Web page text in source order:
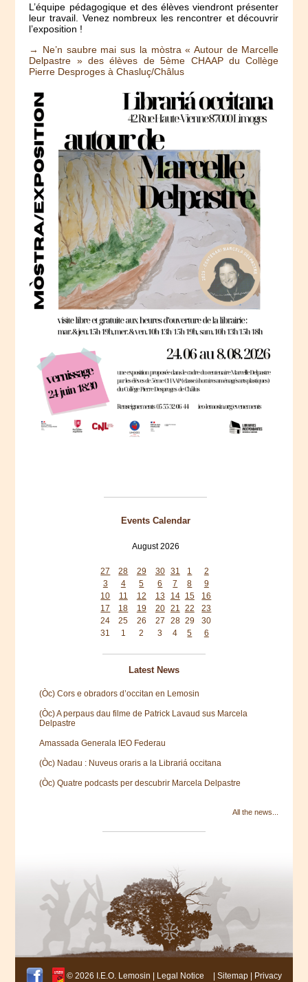
L’équipe pédagogique et des élèves viendront présenter
leur travail. Venez nombreux les rencontrer et découvrir
l’exposition !
→ Ne’n saubre mai sus la mòstra « Autour de Marcelle
Delpastre » des élèves de 5ème CHAAP du Collège
Pierre Desproges à Chasluç/Châlus
Events Calendar
August 2026
27
28 29 30 31 1
2
3
4 5 6 7 8
9
10
11 12 13 14 15
16
17
18 19 20 21 22
23
24
25 26 27 28 29
30
31
1 2 3 4 5 6
Latest News
(Òc) Cors e obradors d’occitan en Lemosin
(Òc) A perpaus dau filme de Patrick Lavaud sus Marcela
Delpastre
Amassada Generala IEO Federau
(Òc) Nadau : Nuveus oraris a la Librariá occitana
(Òc) Quatre podcasts per descubrir Marcela Delpastre
All the news...
© 2026 I.E.O. Lemosin | Legal Notice | Sitemap | Privacy